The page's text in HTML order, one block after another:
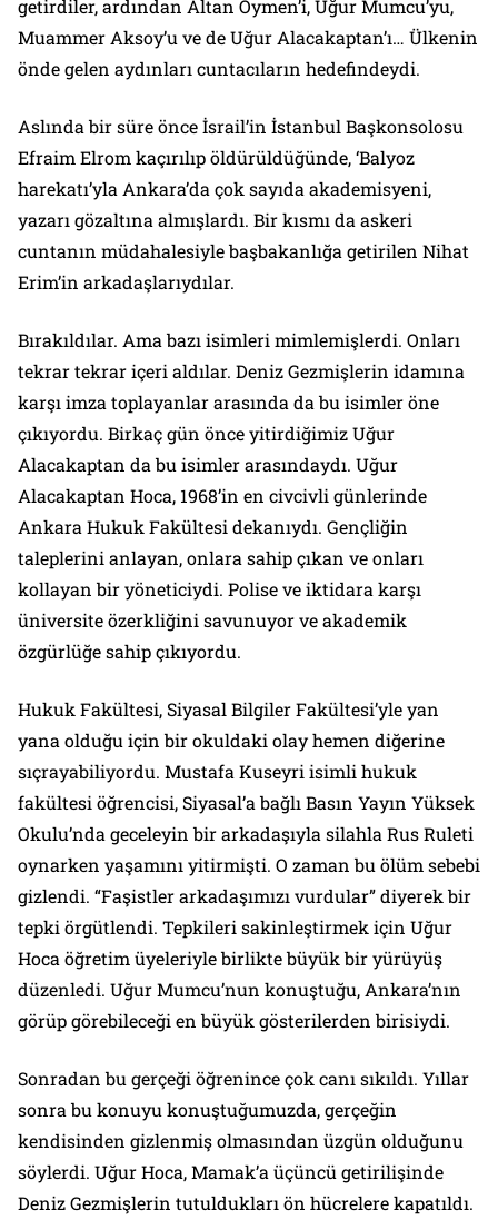
getirdiler, ardından Altan Öymen’i, Uğur Mumcu’yu,
Muammer Aksoy’u ve de Uğur Alacakaptan’ı… Ülkenin
önde gelen aydınları cuntacıların hedefindeydi.
Aslında bir süre önce İsrail’in İstanbul Başkonsolosu
Efraim Elrom kaçırılıp öldürüldüğünde, ‘Balyoz
harekatı’yla Ankara’da çok sayıda akademisyeni,
yazarı gözaltına almışlardı. Bir kısmı da askeri
cuntanın müdahalesiyle başbakanlığa getirilen Nihat
Erim’in arkadaşlarıydılar.
Bırakıldılar. Ama bazı isimleri mimlemişlerdi. Onları
tekrar tekrar içeri aldılar. Deniz Gezmişlerin idamına
karşı imza toplayanlar arasında da bu isimler öne
çıkıyordu. Birkaç gün önce yitirdiğimiz Uğur
Alacakaptan da bu isimler arasındaydı. Uğur
Alacakaptan Hoca, 1968’in en civcivli günlerinde
Ankara Hukuk Fakültesi dekanıydı. Gençliğin
taleplerini anlayan, onlara sahip çıkan ve onları
kollayan bir yöneticiydi. Polise ve iktidara karşı
üniversite özerkliğini savunuyor ve akademik
özgürlüğe sahip çıkıyordu.
Hukuk Fakültesi, Siyasal Bilgiler Fakültesi’yle yan
yana olduğu için bir okuldaki olay hemen diğerine
sıçrayabiliyordu. Mustafa Kuseyri isimli hukuk
fakültesi öğrencisi, Siyasal’a bağlı Basın Yayın Yüksek
Okulu’nda geceleyin bir arkadaşıyla silahla Rus Ruleti
oynarken yaşamını yitirmişti. O zaman bu ölüm sebebi
gizlendi. “Faşistler arkadaşımızı vurdular” diyerek bir
tepki örgütlendi. Tepkileri sakinleştirmek için Uğur
Hoca öğretim üyeleriyle birlikte büyük bir yürüyüş
düzenledi. Uğur Mumcu’nun konuştuğu, Ankara’nın
görüp görebileceği en büyük gösterilerden birisiydi.
Sonradan bu gerçeği öğrenince çok canı sıkıldı. Yıllar
sonra bu konuyu konuştuğumuzda, gerçeğin
kendisinden gizlenmiş olmasından üzgün olduğunu
söylerdi. Uğur Hoca, Mamak’a üçüncü getirilişinde
Deniz Gezmişlerin tutuldukları ön hücrelere kapatıldı.